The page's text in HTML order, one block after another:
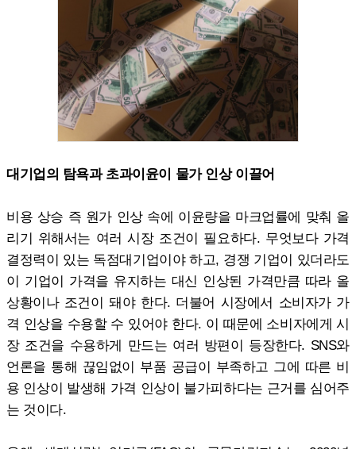
대기업의 탐욕과 초과이윤이 물가 인상 이끌어
비용 상승 즉 원가 인상 속에 이윤량을 마크업률에 맞춰 올
리기 위해서는 여러 시장 조건이 필요하다. 무엇보다 가격
결정력이 있는 독점대기업이야 하고, 경쟁 기업이 있더라도
이 기업이 가격을 유지하는 대신 인상된 가격만큼 따라 올
상황이나 조건이 돼야 한다. 더불어 시장에서 소비자가 가
격 인상을 수용할 수 있어야 한다. 이 때문에 소비자에게 시
장 조건을 수용하게 만드는 여러 방편이 등장한다. SNS와
언론을 통해 끊임없이 부품 공급이 부족하고 그에 따른 비
용 인상이 발생해 가격 인상이 불가피하다는 근거를 심어주
는 것이다.